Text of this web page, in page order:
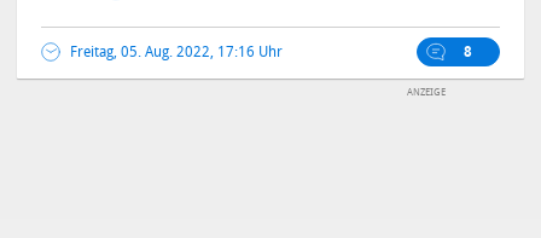
Freitag, 05. Aug. 2022, 17:16 Uhr 8